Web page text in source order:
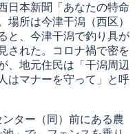
日本新聞「あなたの特命
場所は今津干潟（西区）
と、今津干潟で釣り具が
された。コロナ禍で密を
、地元住民は「干潟周辺
はマナーを守って」と呼
ター（同）前にある農